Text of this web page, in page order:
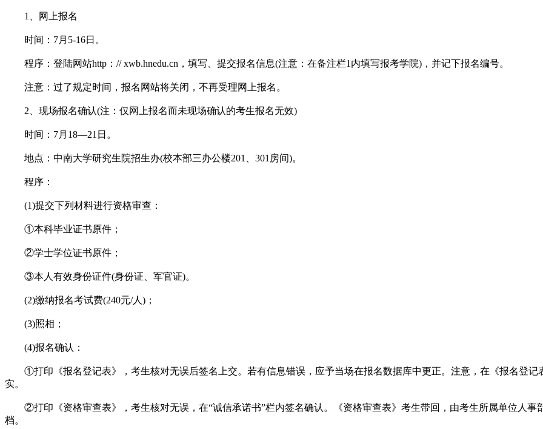
1、网上报名
时间：7月5-16日。
程序：登陆网站http：// xwb.hnedu.cn，填写、提交报名信息(注意：在备注栏1内填写报考学院)，并记下报名编号。
注意：过了规定时间，报名网站将关闭，不再受理网上报名。
2、现场报名确认(注：仅网上报名而未现场确认的考生报名无效)
时间：7月18—21日。
地点：中南大学研究生院招生办(校本部三办公楼201、301房间)。
程序：
(1)提交下列材料进行资格审查：
①本科毕业证书原件；
②学士学位证书原件；
③本人有效身份证件(身份证、军官证)。
(2)缴纳报名考试费(240元/人)；
(3)照相；
(4)报名确认：
①打印《报名登记表》，考生核对无误后签名上交。若有信息错误，应予当场在报名数据库中更正。注意，在《报名登记
实。
②打印《资格审查表》，考生核对无误，在“诚信承诺书”栏内签名确认。《资格审查表》考生带回，由考生所属单位人事
档。